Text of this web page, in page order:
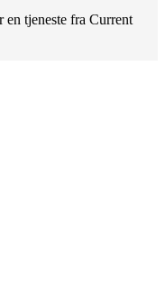
tjeneste fra Current